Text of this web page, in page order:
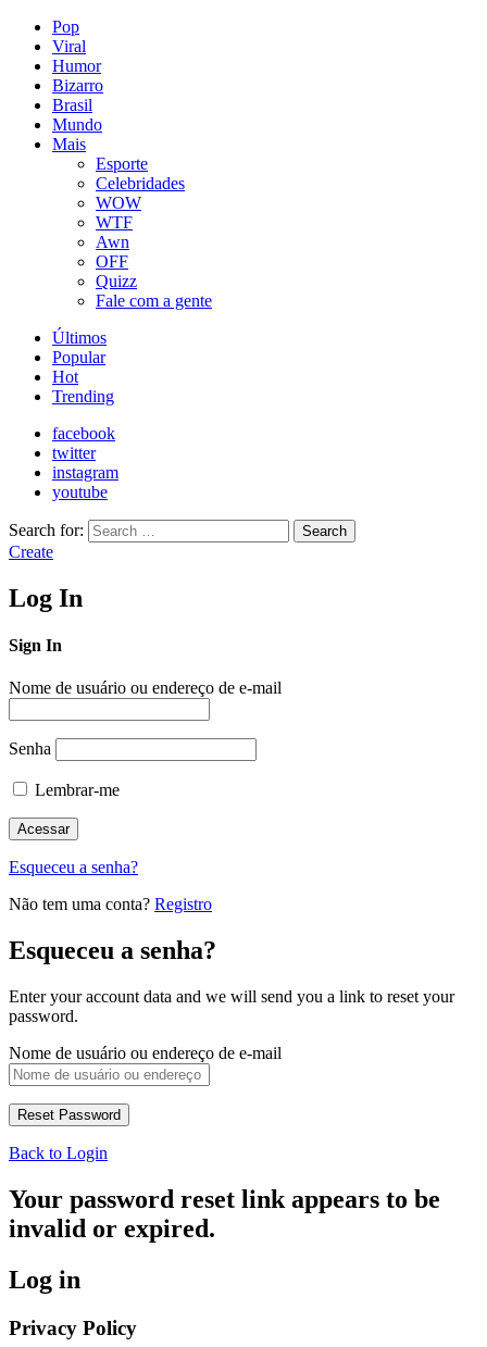
Pop
Viral
Humor
Bizarro
Brasil
Mundo
Mais
Esporte
Celebridades
WOW
WTF
Awn
OFF
Quizz
Fale com a gente
Últimos
Popular
Hot
Trending
facebook
twitter
instagram
youtube
Search for: Search
Create
Log In
Sign In
Nome de usuário ou endereço de e-mail
Senha
Lembrar-me
Esqueceu a senha?
Não tem uma conta? Registro
Esqueceu a senha?
Enter your account data and we will send you a link to reset your
password.
Nome de usuário ou endereço de e-mail
Back to Login
Your password reset link appears to be
invalid or expired.
Log in
Privacy Policy